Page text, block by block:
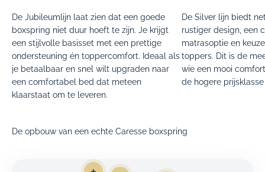
De Jubileumlijn laat zien dat een goede
boxspring niet duur hoeft te zijn. Je krijgt
een stijlvolle basisset met een prettige
ondersteuning én toppercomfort. Ideaal als
je betaalbaar en snel wilt upgraden naar
een comfortabel bed dat meteen
klaarstaat om te leveren.
De Silver lijn biedt
rustiger design, een
matrasoptie en
toppers. Dit is de
wie een mooi
de hogere
De opbouw van een echte Caresse boxspring